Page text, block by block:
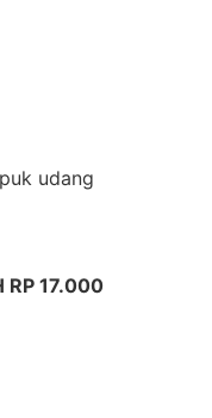
udang
RP 17.000